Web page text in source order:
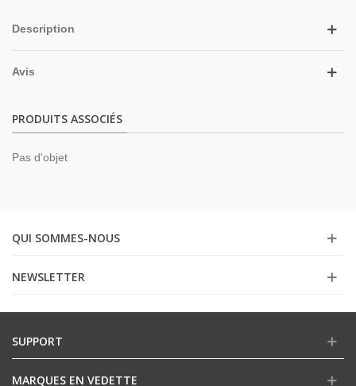
Description
Avis
PRODUITS ASSOCIÉS
Pas d'objet
QUI SOMMES-NOUS
NEWSLETTER
SUPPORT
MARQUES EN VEDETTE